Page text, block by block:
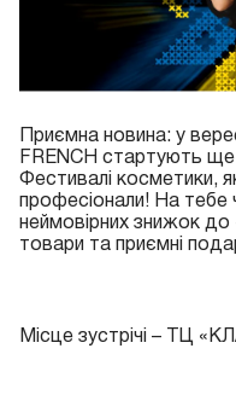
Приємна новина: у
FRENCH стартують
Фестивалі косметики,
професіонали! На тебе
неймовірних знижок до
товари та приємні
Місце зустрічі – ТЦ